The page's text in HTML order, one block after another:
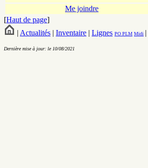
Me joindre
[Haut de page]
| Actualités | Inventaire | Lignes PO PLM Midi |
Dernière mise à jour: le 10/08/2021